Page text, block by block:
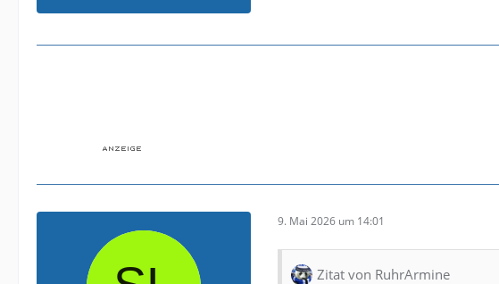
9. Mai 2026 um 14:01
Zitat von RuhrArmine